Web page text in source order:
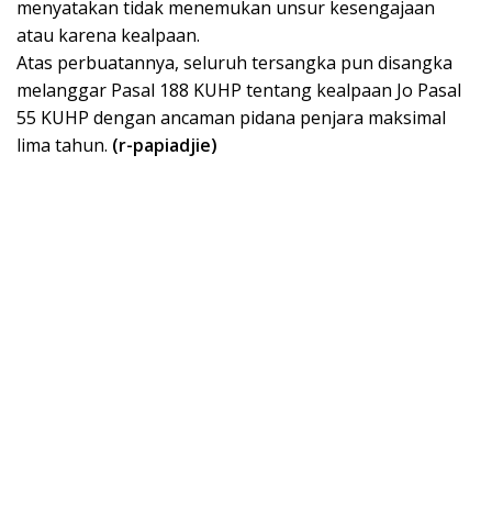
menyatakan tidak menemukan unsur kesengajaan
atau karena kealpaan.
Atas perbuatannya, seluruh tersangka pun disangka
melanggar Pasal 188 KUHP tentang kealpaan Jo Pasal
55 KUHP dengan ancaman pidana penjara maksimal
lima tahun. (r-papiadjie)